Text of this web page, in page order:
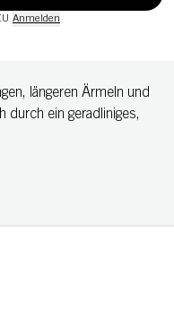
Anmelden
längeren Ärmeln und
durch ein geradliniges,